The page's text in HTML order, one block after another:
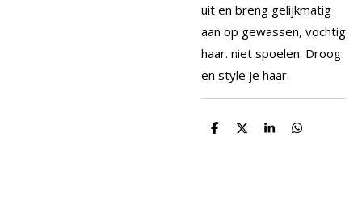
uit en breng gelijkmatig
aan op gewassen, vochtig
haar. niet spoelen. Droog
en style je haar.
D
D
S
D